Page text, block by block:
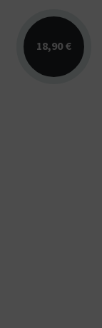
18,90 €
Secret
nicotine